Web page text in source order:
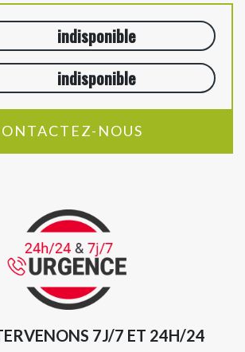
indisponible
indisponible
NOUS
7J/7 ET 24H/24